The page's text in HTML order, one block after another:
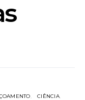
CIÊNCIA